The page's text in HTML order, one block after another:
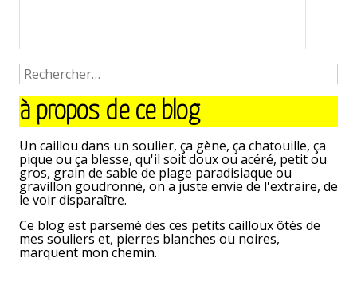
à propos de ce blog
Un caillou dans un soulier, ça gène, ça chatouille, ça
pique ou ça blesse, qu'il soit doux ou acéré, petit ou
gros, grain de sable de plage paradisiaque ou
gravillon goudronné, on a juste envie de l'extraire, de
le voir disparaître.
Ce blog est parsemé des ces petits cailloux ôtés de
mes souliers et, pierres blanches ou noires,
marquent mon chemin.